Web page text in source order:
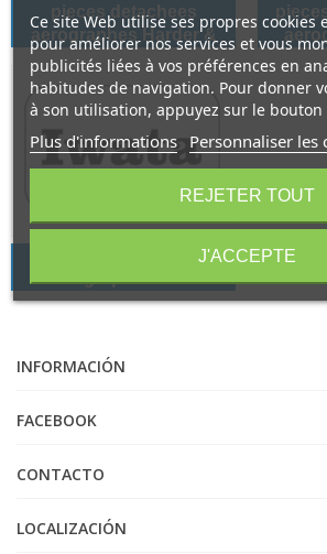
pieces detachees
aerographes Harder &
Steenbeck
pieces detachees pour
aerographes Iwata
INFORMACIÓN
FACEBOOK
CONTACTO
LOCALIZACIÓN
Ce site Web utilise ses propres cookies
pour améliorer nos services et vous
publicités liées à vos préférences en
habitudes de navigation. Pour donner
à son utilisation, appuyez sur le bouton
Plus d'informations Personnaliser les
REJETER TOUT
J'ACCEPTE